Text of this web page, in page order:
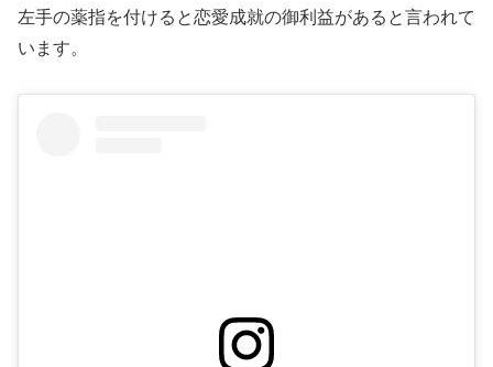
左手の薬指を付けると恋愛成就の御利益があると言われて
います。